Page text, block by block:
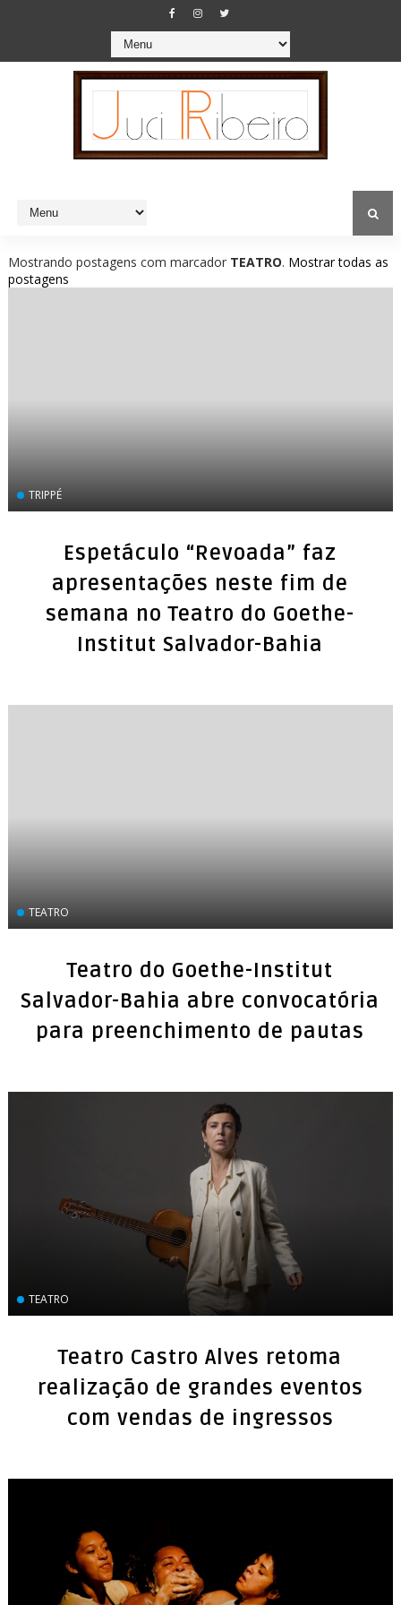
Mostrando postagens com marcador TEATRO. Mostrar todas as
postagens
TRIPPÉ
Espetáculo “Revoada” faz
apresentações neste fim de
semana no Teatro do Goethe-
Institut Salvador-Bahia
TEATRO
Teatro do Goethe-Institut
Salvador-Bahia abre convocatória
para preenchimento de pautas
TEATRO
Teatro Castro Alves retoma
realização de grandes eventos
com vendas de ingressos